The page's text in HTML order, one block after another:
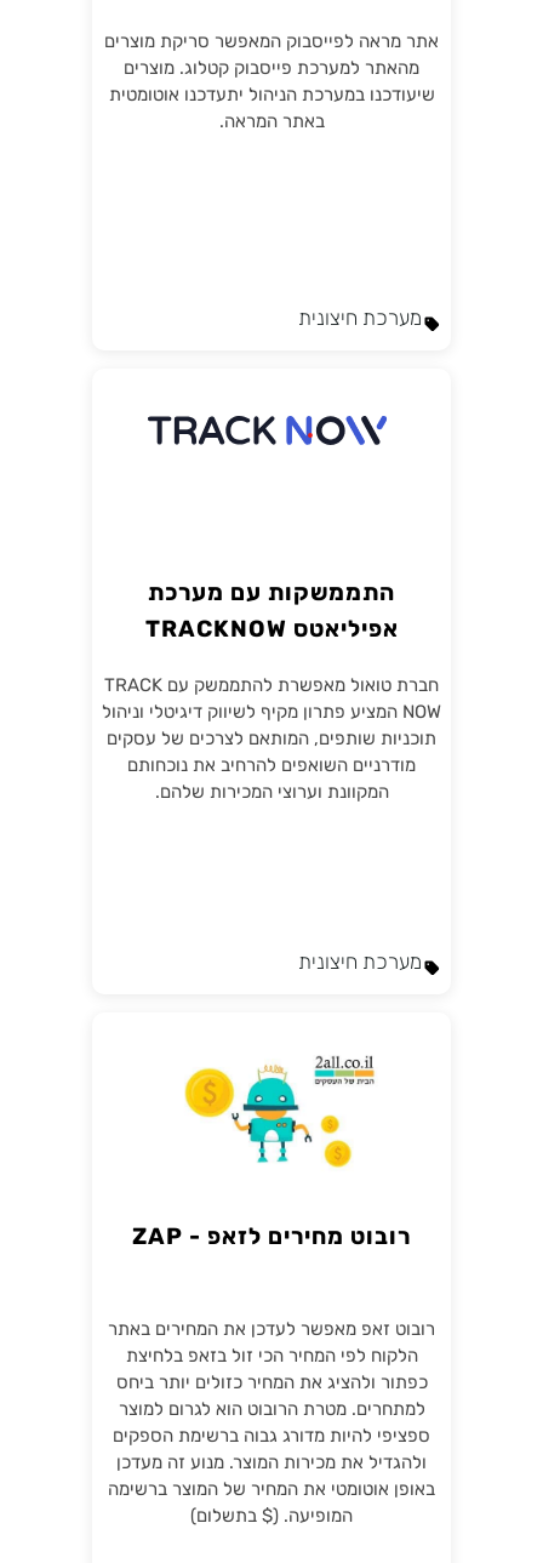
אתר מראה לפייסבוק המאפשר סריקת מוצרים
מהאתר למערכת פייסבוק קטלוג. מוצרים
שיעודכנו במערכת הניהול יתעדכנו אוטומטית
באתר המראה.
מערכת חיצונית
התממשקות עם מערכת
אפיליאטס TRACKNOW
חברת טואול מאפשרת להתממשק עם TRACK
NOW המציע פתרון מקיף לשיווק דיגיטלי וניהול
תוכניות שותפים, המותאם לצרכים של עסקים
מודרניים השואפים להרחיב את נוכחותם
המקוונת וערוצי המכירות שלהם.
מערכת חיצונית
רובוט מחירים לזאפ - ZAP
רובוט זאפ מאפשר לעדכן את המחירים באתר
הלקוח לפי המחיר הכי זול בזאפ בלחיצת
כפתור ולהציג את המחיר כזולים יותר ביחס
למתחרים. מטרת הרובוט הוא לגרום למוצר
ספציפי להיות מדורג גבוה ברשימת הספקים
ולהגדיל את מכירות המוצר. מנוע זה מעדכן
באופן אוטומטי את המחיר של המוצר ברשימה
המופיעה. ($ בתשלום)